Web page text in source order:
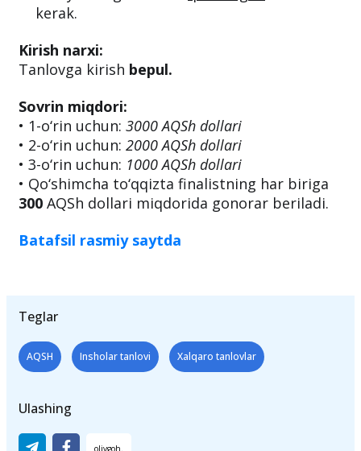
kerak.
Kirish narxi:
Tanlovga kirish bepul.
Sovrin miqdori:
• 1-o‘rin uchun: 3000 AQSh dollari
• 2-o‘rin uchun: 2000 AQSh dollari
• 3-o‘rin uchun: 1000 AQSh dollari
• Qo‘shimcha to‘qqizta finalistning har biriga
300 AQSh dollari miqdorida gonorar beriladi.
Batafsil rasmiy saytda
Teglar
AQSH Insholar tanlovi Xalqaro tanlovlar
Ulashing